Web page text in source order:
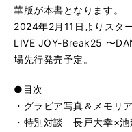
華版が本書となります。
2024年2月11日よりスタ
LIVE JOY-Break25 〜
場先行発売予定。
●目次
・グラビア写真＆メモリ
・特別対談 長戸大幸×池